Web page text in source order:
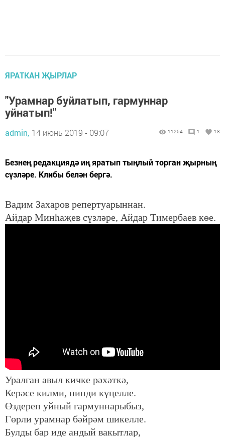
ЯРАТКАН ҖЫРЛАР
"Урамнар буйлатып, гармуннар
уйнатып!"
admin, 14 июнь 2019 - 09:07 11254 1 18
Безнең редакциядә иң яратып тыңлый торган җырның
сүзләре. Клибы белән бергә.
Вадим Захаров репертуарыннан.
Айдар Минһаҗев сүзләре, Айдар Тимербаев көе.
Уралган авыл кичке рәхәткә,
Керәсе килми, нинди күңелле.
Өздереп уйный гармуннарыбыз,
Гөрли урамнар бәйрәм шикелле.
Булды бар иде андый вакытлар,